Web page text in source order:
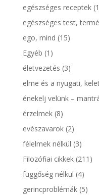
egészséges receptek
egészséges test,
ego, mind (15)
Egyéb (1)
életvezetés (3)
elme és a nyugati,
énekelj velünk –
érzelmek(8)
evészavarok(2)
félelmek nélkül (3)
Filozófiai cikkek(211)
függőség nélkül (4)
gerincproblémák(5)